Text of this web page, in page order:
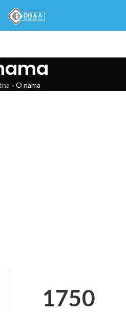
» O nama
1750